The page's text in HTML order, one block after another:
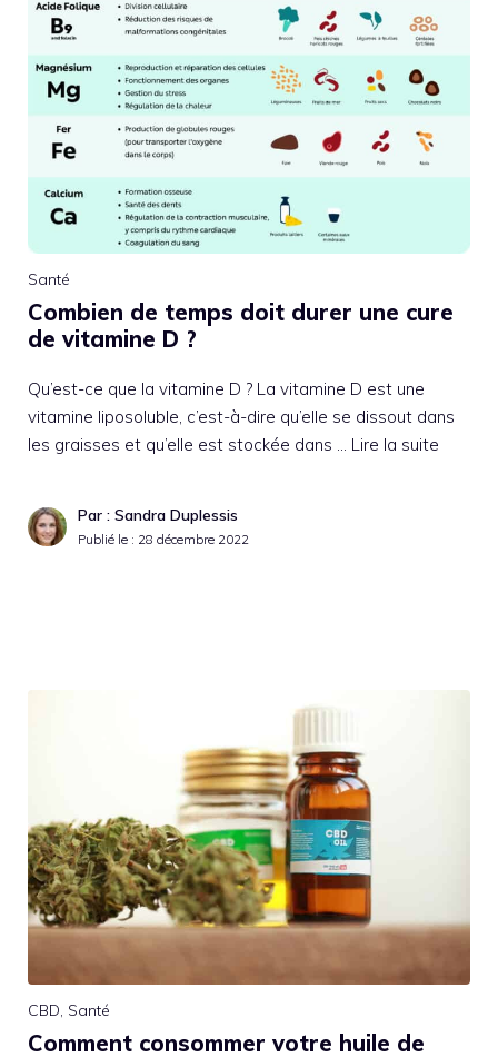
Santé
Combien de temps doit durer une cure
de vitamine D ?
Qu’est-ce que la vitamine D ? La vitamine D est une
vitamine liposoluble, c’est-à-dire qu’elle se dissout dans
les graisses et qu’elle est stockée dans … Lire la suite
Par : Sandra Duplessis
Publié le : 28 décembre 2022
CBD, Santé
Comment consommer votre huile de